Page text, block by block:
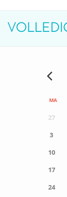
MA
27
3
10
17
24